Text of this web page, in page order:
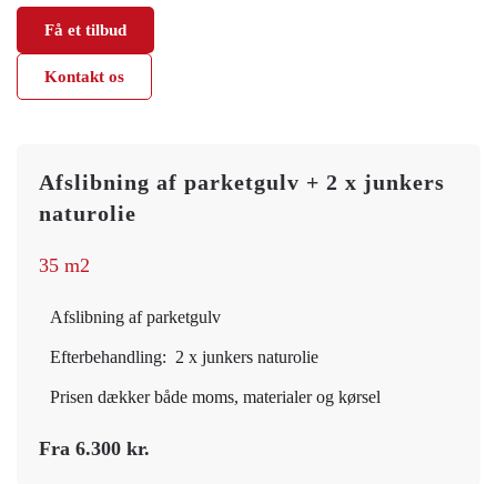
Få et tilbud
Kontakt os
Afslibning af parketgulv + 2 x junkers
naturolie
35 m2
Afslibning af parketgulv
Efterbehandling: 2 x junkers naturolie
Prisen dækker både moms, materialer og kørsel
Fra 6.300 kr.